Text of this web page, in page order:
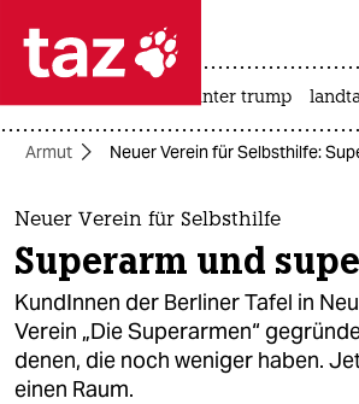
 taz zahl ich
taz zahl ich
themen
politik
öko
gesellschaft
usa unter trump
Armut Neuer Verein für Selbsthilfe:
Neuer Verein für Selbsthilfe
Superarm und
KundInnen der Berliner Tafel in
Verein „Die Superarmen“
denen, die noch weniger haben.
einen Raum.